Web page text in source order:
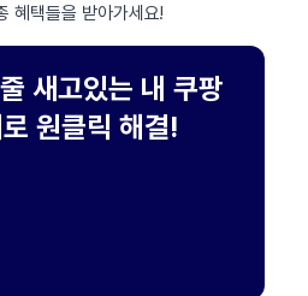
혜택들을 받아가세요!
새고있는 내 쿠팡
원클릭 해결!